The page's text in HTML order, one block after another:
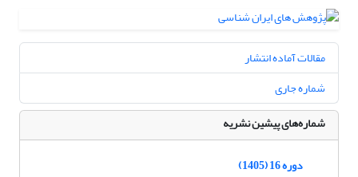
مقالات آماده انتشار
شماره جاری
شماره‌های پیشین نشریه
دوره 16 (1405)